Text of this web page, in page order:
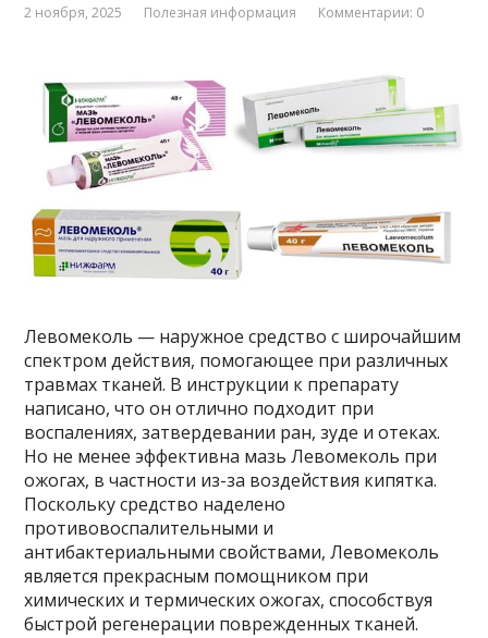
2 ноября, 2025 Полезная информация Комментарии: 0
Левомеколь — наружное средство с широчайшим
спектром действия, помогающее при различных
травмах тканей. В инструкции к препарату
написано, что он отлично подходит при
воспалениях, затвердевании ран, зуде и отеках.
Но не менее эффективна мазь Левомеколь при
ожогах, в частности из-за воздействия кипятка.
Поскольку средство наделено
противовоспалительными и
антибактериальными свойствами, Левомеколь
является прекрасным помощником при
химических и термических ожогах, способствуя
быстрой регенерации поврежденных тканей.